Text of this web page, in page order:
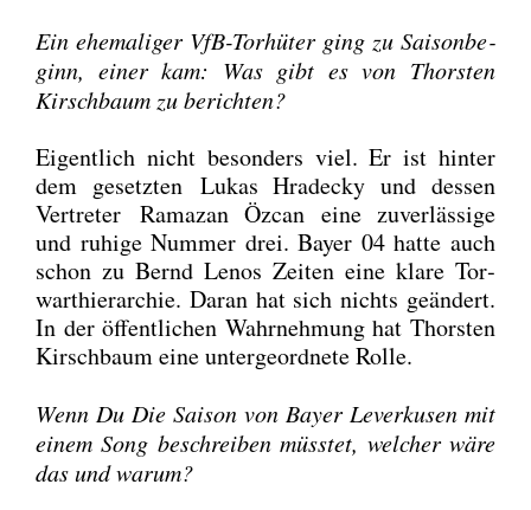
Ein ehe­ma­li­ger VfB-Tor­hü­ter ging zu Sai­son­be­
ginn, einer kam: Was gibt es von Thors­ten
Kirsch­baum zu berich­ten?
Eigent­lich nicht beson­ders viel. Er ist hin­ter
dem gesetz­ten Lukas Hra­de­cky und des­sen
Ver­tre­ter Rama­zan Özcan eine zuver­läs­si­ge
und ruhi­ge Num­mer drei. Bay­er 04 hat­te auch
schon zu Bernd Lenos Zei­ten eine kla­re Tor­
wart­hier­ar­chie. Dar­an hat sich nichts geän­dert.
In der öffent­li­chen Wahr­neh­mung hat Thors­ten
Kirsch­baum eine unter­ge­ord­ne­te Rol­le.
Wenn Du Die Sai­son von Bay­er Lever­ku­sen mit
einem Song beschrei­ben müss­tet, wel­cher wäre
das und war­um?